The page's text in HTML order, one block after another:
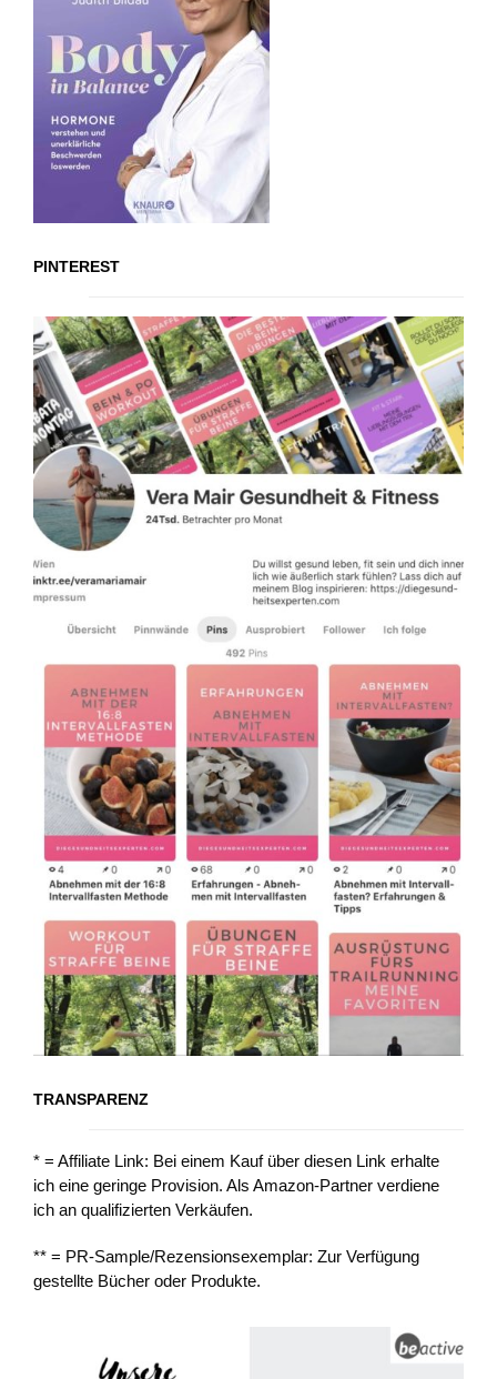
PINTEREST
TRANSPARENZ
* = Affiliate Link: Bei einem Kauf über diesen Link erhalte
ich eine geringe Provision. Als Amazon-Partner verdiene
ich an qualifizierten Verkäufen.
** = PR-Sample/Rezensionsexemplar: Zur Verfügung
gestellte Bücher oder Produkte.